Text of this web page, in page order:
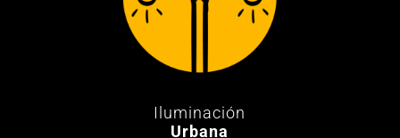
Iluminación
Urbana